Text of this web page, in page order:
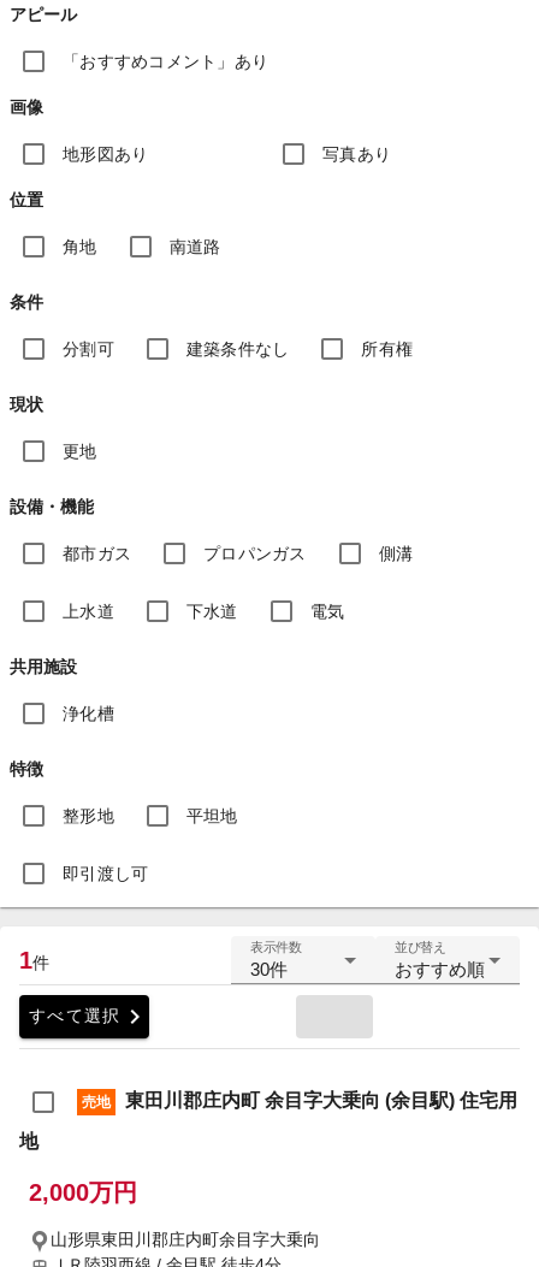
アピール
「おすすめコメント」あり
画像
地形図あり 写真あり
位置
角地 南道路
条件
分割可 建築条件なし 所有権
現状
更地
設備・機能
都市ガス プロパンガス 側溝
上水道 下水道 電気
共用施設
浄化槽
特徴
整形地 平坦地
即引渡し可
1件
表示件数
30件
並び替え
おすすめ順
すべて選択 chevron_right
売地
東田川郡庄内町 余目字大乗向 (余目駅) 住宅用
地
2,000万円
山形県東田川郡庄内町余目字大乗向